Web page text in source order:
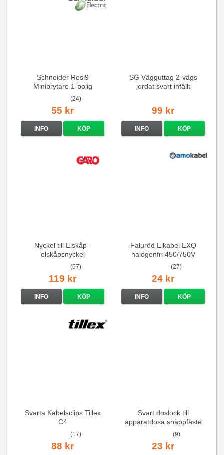
Schneider Resi9
Minibrytare 1-polig
(24)
55 kr
INFO KÖP
SG Vägguttag 2-vägs
jordat svart infällt
99 kr
INFO KÖP
Nyckel till Elskåp -
elskåpsnyckel
(57)
119 kr
INFO KÖP
Faluröd Elkabel EXQ
halogenfri 450/750V
(27)
24 kr
INFO KÖP
Svarta Kabelsclips Tillex
C4
(17)
88 kr
Svart doslock till
apparatdosa snäppfäste
(9)
23 kr